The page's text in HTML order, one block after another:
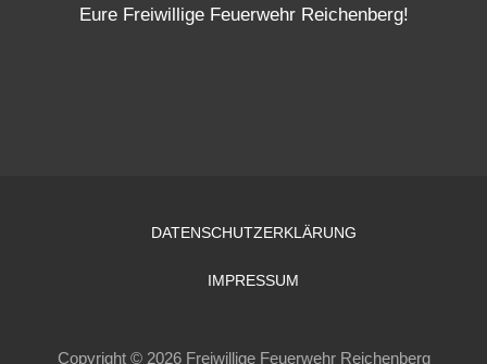
Eure Freiwillige Feuerwehr Reichenberg!
DATENSCHUTZERKLÄRUNG
IMPRESSUM
Copyright © 2026 Freiwillige Feuerwehr Reichenberg